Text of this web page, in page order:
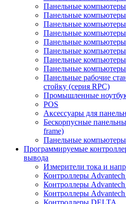
Панельные компьютеры
Панельные
Панельные
Панельные компьютеры
Панельные
Панельные
Панельные
Панельные
Панельные рабочие
стойку (серия RPC)
Промышленные
POS
Аксессуары для
Бескорпусные
frame)
Панельные
Программируемые
вывода
Измерители тока и
Контроллеры
Контроллеры
Контроллеры
Контроллеры DELTA